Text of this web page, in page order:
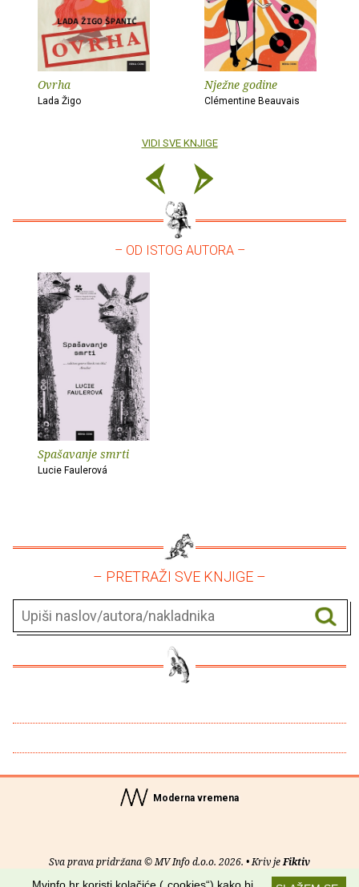
Ovrha
Lada Žigo
Nježne godine
Clémentine Beauvais
VIDI SVE KNJIGE
– OD ISTOG AUTORA –
Spašavanje smrti
Lucie Faulerová
– PRETRAŽI SVE KNJIGE –
Moderna vremena
Sva prava pridržana © MV Info d.o.o. 2026. • Kriv jeFiktiv